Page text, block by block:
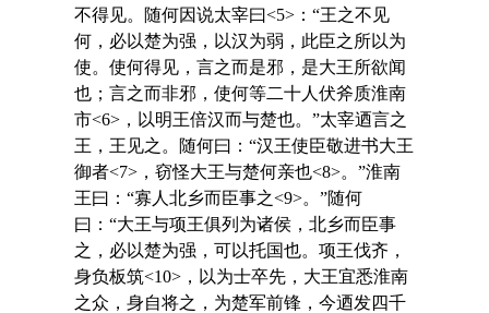
不得见。随何因说太宰曰<5>：“王之不见
何，必以楚为强，以汉为弱，此臣之所以为
使。使何得见，言之而是邪，是大王所欲闻
也；言之而非邪，使何等二十人伏斧质淮南
市<6>，以明王倍汉而与楚也。”太宰迺言之
王，王见之。随何曰：“汉王使臣敬进书大王
御者<7>，窃怪大王与楚何亲也<8>。”淮南
王曰：“寡人北乡而臣事之<9>。”随何
曰：“大王与项王俱列为诸侯，北乡而臣事
之，必以楚为强，可以托国也。项王伐齐，
身负板筑<10>，以为士卒先，大王宜悉淮南
之众，身自将之，为楚军前锋，今迺发四千